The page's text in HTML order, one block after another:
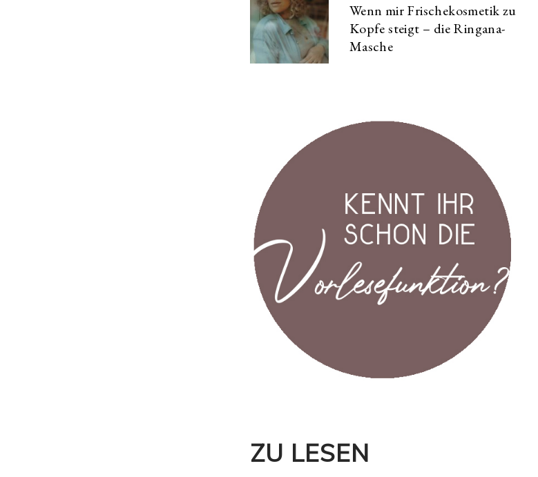
Wenn mir Frischekosmetik zu
Kopfe steigt – die Ringana-
Masche
ZU LESEN